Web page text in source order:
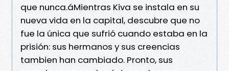
que nunca.áMientras Kiva se instala en su
nueva vida en la capital, descubre que no
fue la única que sufrió cuando estaba en la
prisión: sus hermanos y sus creencias
tambien han cambiado. Pronto, sus